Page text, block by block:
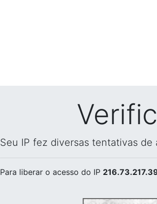
Seu IP fez diversas tentativas
Para liberar o acesso do IP